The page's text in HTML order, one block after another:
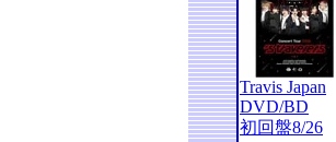
Travis Japan
DVD/BD
初回盤8/26